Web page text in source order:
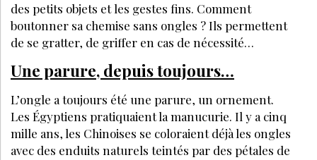
J’ACHÈTE CE MAGAZINE